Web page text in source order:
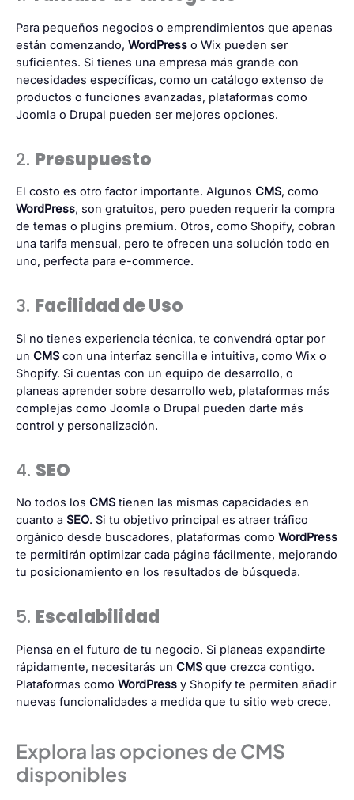
Para pequeños negocios o emprendimientos que apenas
están comenzando, WordPress o Wix pueden ser
suficientes. Si tienes una empresa más grande con
necesidades específicas, como un catálogo extenso de
productos o funciones avanzadas, plataformas como
Joomla o Drupal pueden ser mejores opciones.
2. Presupuesto
El costo es otro factor importante. Algunos CMS, como
WordPress, son gratuitos, pero pueden requerir la compra
de temas o plugins premium. Otros, como Shopify, cobran
una tarifa mensual, pero te ofrecen una solución todo en
uno, perfecta para e-commerce.
3. Facilidad de Uso
Si no tienes experiencia técnica, te convendrá optar por
un CMS con una interfaz sencilla e intuitiva, como Wix o
Shopify. Si cuentas con un equipo de desarrollo, o
planeas aprender sobre desarrollo web, plataformas más
complejas como Joomla o Drupal pueden darte más
control y personalización.
4. SEO
No todos los CMS tienen las mismas capacidades en
cuanto a SEO. Si tu objetivo principal es atraer tráfico
orgánico desde buscadores, plataformas como WordPress
te permitirán optimizar cada página fácilmente, mejorando
tu posicionamiento en los resultados de búsqueda.
5. Escalabilidad
Piensa en el futuro de tu negocio. Si planeas expandirte
rápidamente, necesitarás un CMS que crezca contigo.
Plataformas como WordPress y Shopify te permiten añadir
nuevas funcionalidades a medida que tu sitio web crece.
Explora las opciones deCMS
disponibles